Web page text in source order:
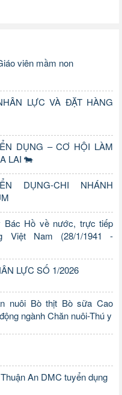
viên mầm non
LỰC VÀ ĐẶT HÀNG
DỤNG – CƠ HỘI LÀM
LAI 🐄
DỤNG-CHI NHÁNH
Bác Hồ về nước, trực tiếp
Việt Nam (28/1/1941 -
LỰC SỐ 1/2026
nuôi Bò thịt Bò sữa Cao
ngành Chăn nuôi-Thú y
An DMC tuyển dụng